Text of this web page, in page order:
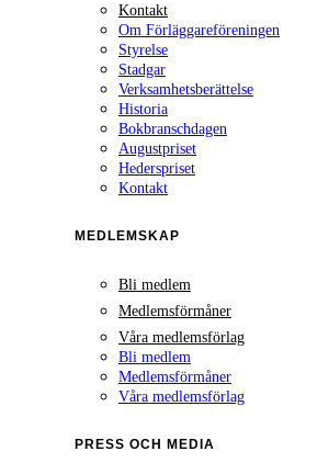
Kontakt
Om Förläggareföreningen
Styrelse
Stadgar
Verksamhetsberättelse
Historia
Bokbranschdagen
Augustpriset
Hederspriset
Kontakt
MEDLEMSKAP
Bli medlem
Medlemsförmåner
Våra medlemsförlag
Bli medlem
Medlemsförmåner
Våra medlemsförlag
PRESS OCH MEDIA